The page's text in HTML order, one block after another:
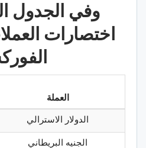
وفي الجدول
اختصارات
العملة
الدولار الاسترالي
الجنيه البريطاني